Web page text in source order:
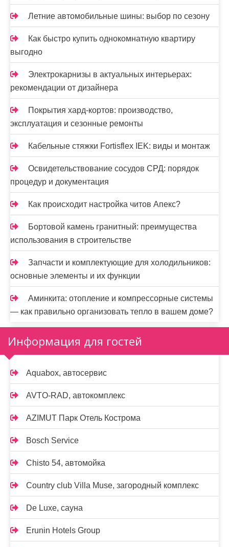
Летние автомобильные шины: выбор по сезону
Как быстро купить однокомнатную квартиру
выгодно
Электрокарнизы в актуальных интерьерах:
рекомендации от дизайнера
Покрытия хард-кортов: производство,
эксплуатация и сезонные ремонты
Кабельные стяжки Fortisflex IEK: виды и монтаж
Освидетельствование сосудов СРД: порядок
процедур и документация
Как происходит настройка читов Апекс?
Бортовой камень гранитный: преимущества
использования в строительстве
Запчасти и комплектующие для холодильников:
основные элементы и их функции
Аминкита: отопление и компрессорные системы
— как правильно организовать тепло в вашем доме?
Информация для гостей
Aquabox, автосервис
AVTO-RAD, автокомплекс
AZIMUT Парк Отель Кострома
Bosch Service
Chisto 54, автомойка
Country club Villa Muse, загородный комплекс
De Luxe, сауна
Erunin Hotels Group